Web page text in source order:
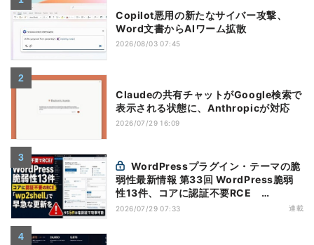
Copilot悪用の新たなサイバー攻撃、
Word文書からAIワーム拡散
2026/08/03 07:45
Claudeの共有チャットがGoogle検索で
表示される状態に、Anthropicが対応
2026/07/29 16:09
弱性最新情報 第33回 WordPress脆弱
性13件、コアに認証不要RCE
「wp2shell」で早急な更新を【7月16日
2026/07/29 07:33 連載